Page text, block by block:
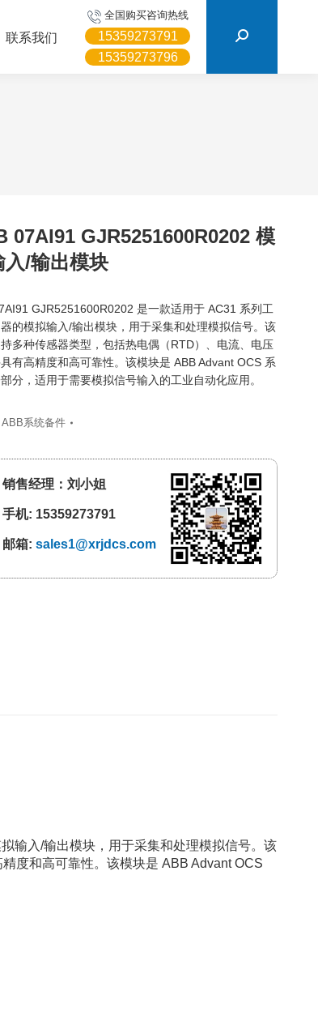
联系我们
全国购买咨询热线
15359273791
15359273796
07AI91 GJR5251600R0202 模
入/输出模块
GJR5251600R0202 是一款适用于 AC31 系列工
的模拟输入/输出模块，用于采集和处理模拟信号。该
多种传感器类型，包括热电偶（RTD）、电流、电压
有高精度和高可靠性。该模块是 ABB Advant OCS 系
分，适用于需要模拟信号输入的工业自动化应用。
ABB系统备件
销售经理：刘小姐
机: 15359273791
箱: sales1@xrjdcs.com
输入/输出模块，用于采集和处理模拟信号。该
度和高可靠性。该模块是 ABB Advant OCS